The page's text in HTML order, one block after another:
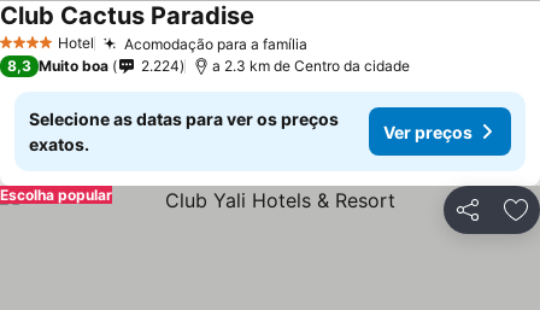
4 EstrelasHotel Acomodação para a família
Club Cactus Paradise
8,3 Muito boa 2.224 a 2.3 km de Centro da cidade
Selecione as datas para ver os preços
exatos.
Ver preços
Partilhar
Escolha popular